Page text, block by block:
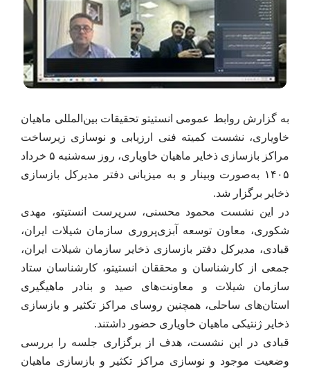
به گزارش روابط عمومی انستیتو تحقیقات بین‌المللی ماهیان
خاویاری، نشست کمیته فنی ارزیابی و نوسازی زیرساخت
مراکز بازسازی ذخایر ماهیان خاویاری، روز سه‌شنبه ۵ خرداد
۱۴۰۵ به‌صورت وبینار و به میزبانی دفتر مدیرکل بازسازی
ذخایر برگزار شد.
در این نشست محمود محسنی، سرپرست انستیتو، مهدی
شکوری، معاون توسعه آبزی‌پروری سازمان شیلات ایران،
قبادی، مدیرکل دفتر بازسازی ذخایر سازمان شیلات ایران،
جمعی از کارشناسان و محققان انستیتو، کارشناسان ستاد
سازمان شیلات و معاونت‌های صید و بنادر ماهیگیری
استان‌های ساحلی، همچنین روسای مراکز تکثیر و بازسازی
ذخایر ژنتیکی ماهیان خاویاری حضور داشتند.
قبادی در این نشست، هدف از برگزاری جلسه را بررسی
وضعیت موجود و نوسازی مراکز تکثیر و بازسازی ماهیان